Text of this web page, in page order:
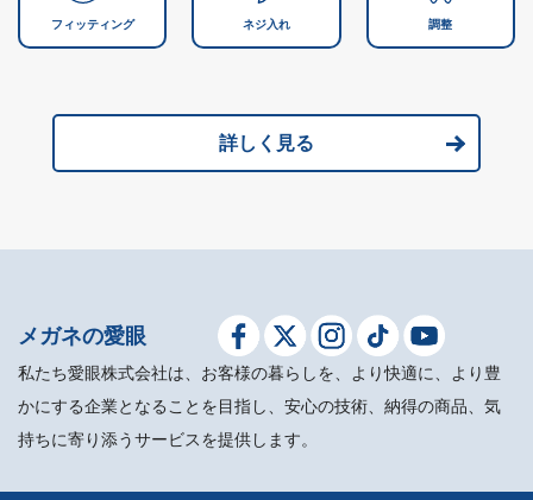
フィッティング ネジ入れ 調整
詳しく見る
メガネの愛眼
私たち愛眼株式会社は、お客様の暮らしを、より快適に、より豊
かにする企業となることを目指し、安心の技術、納得の商品、気
持ちに寄り添うサービスを提供します。